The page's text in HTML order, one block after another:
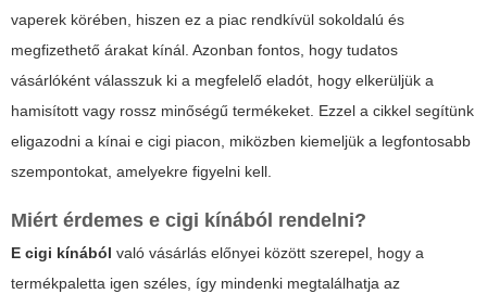
vaperek körében, hiszen ez a piac rendkívül sokoldalú és
megfizethető árakat kínál. Azonban fontos, hogy tudatos
vásárlóként válasszuk ki a megfelelő eladót, hogy elkerüljük a
hamisított vagy rossz minőségű termékeket. Ezzel a cikkel segítünk
eligazodni a kínai e cigi piacon, miközben kiemeljük a legfontosabb
szempontokat, amelyekre figyelni kell.
Miért érdemes e cigi kínából rendelni?
E cigi kínából való vásárlás előnyei között szerepel, hogy a
termékpaletta igen széles, így mindenki megtalálhatja az